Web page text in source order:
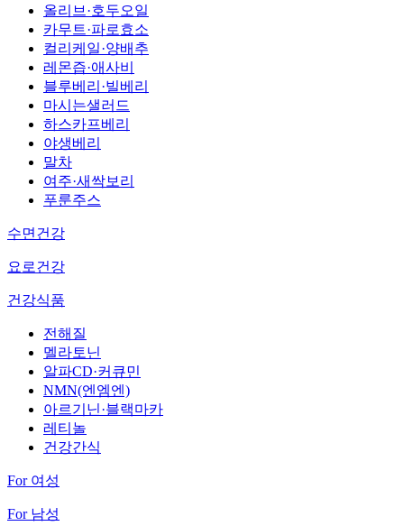
올리브·호두오일
카무트·파로효소
컬리케일·양배추
레몬즙·애사비
블루베리·빌베리
마시는샐러드
하스카프베리
야생베리
말차
여주·새싹보리
푸룬주스
수면건강
요로건강
건강식품
전해질
멜라토닌
알파CD·커큐민
NMN(엔엠엔)
아르기닌·블랙마카
레티놀
건강간식
For 여성
For 남성